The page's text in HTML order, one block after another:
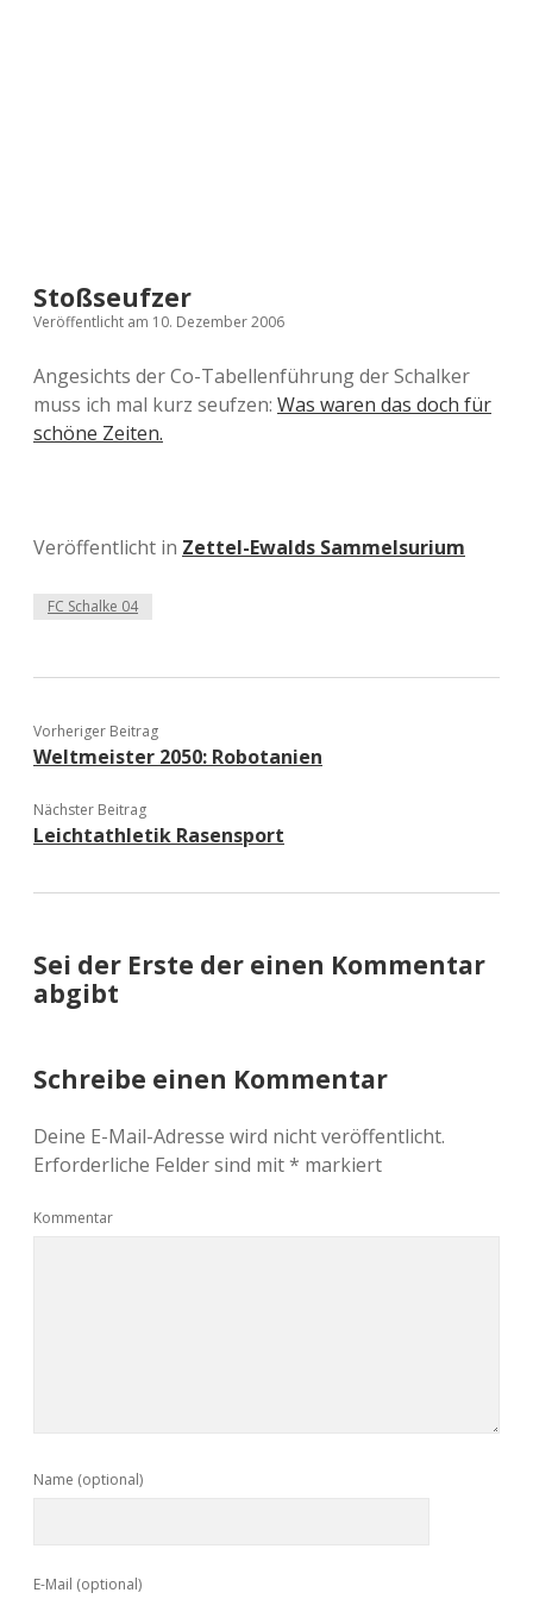
Stoßseufzer
Veröffentlicht am 10. Dezember 2006
Angesichts der Co-Tabellenführung der Schalker
muss ich mal kurz seufzen: Was waren das doch für
schöne Zeiten.
Veröffentlicht in Zettel-Ewalds Sammelsurium
FC Schalke 04
Vorheriger Beitrag
Weltmeister 2050: Robotanien
Nächster Beitrag
Leichtathletik Rasensport
Sei der Erste der einen Kommentar
abgibt
Schreibe einen Kommentar
Deine E-Mail-Adresse wird nicht veröffentlicht.
Erforderliche Felder sind mit* markiert
Kommentar
Name (optional)
E-Mail (optional)